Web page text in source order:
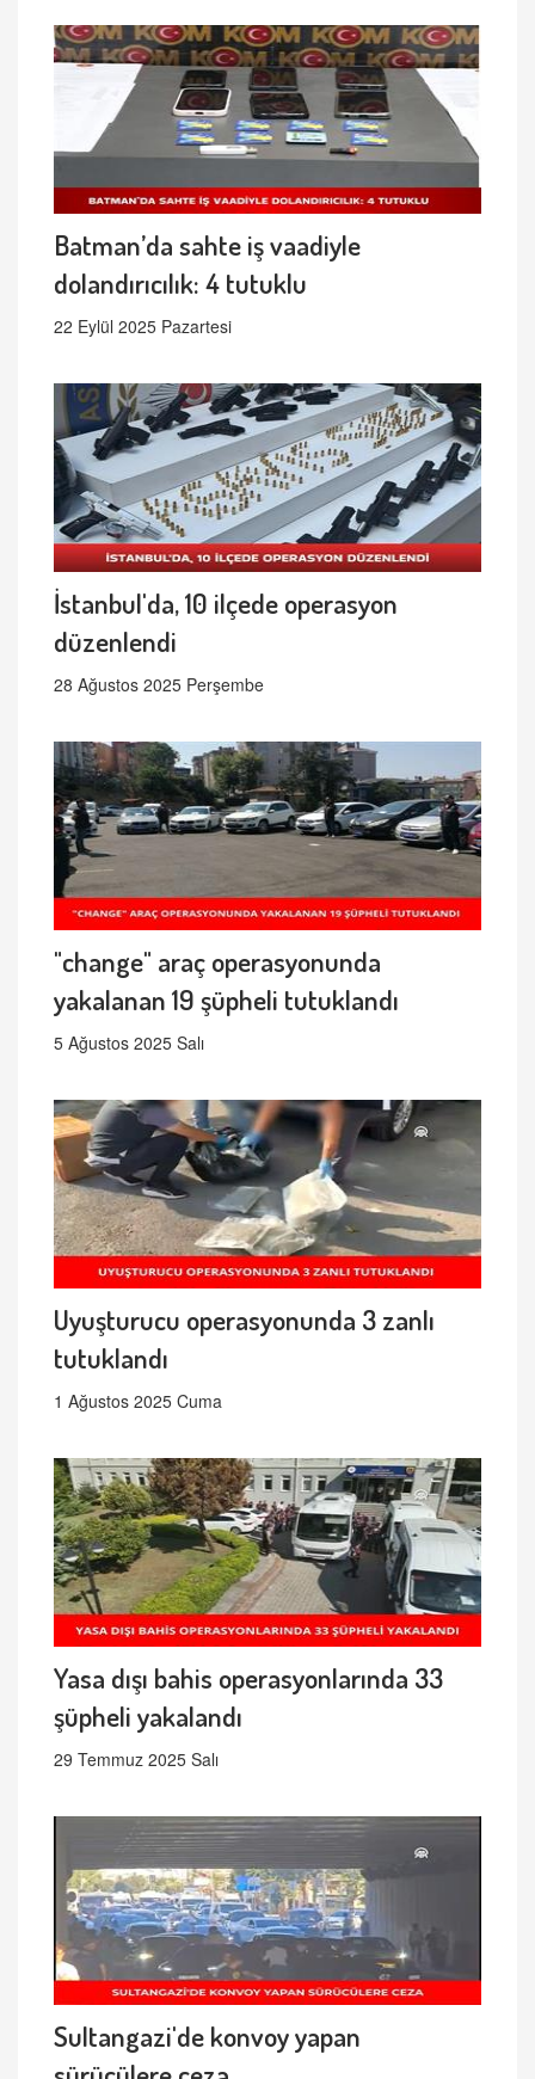
Batman’da sahte iş vaadiyle
dolandırıcılık: 4 tutuklu
22 Eylül 2025 Pazartesi
İstanbul'da, 10 ilçede operasyon
düzenlendi
28 Ağustos 2025 Perşembe
"change" araç operasyonunda
yakalanan 19 şüpheli tutuklandı
5 Ağustos 2025 Salı
Uyuşturucu operasyonunda 3 zanlı
tutuklandı
1 Ağustos 2025 Cuma
Yasa dışı bahis operasyonlarında 33
şüpheli yakalandı
29 Temmuz 2025 Salı
Sultangazi'de konvoy yapan